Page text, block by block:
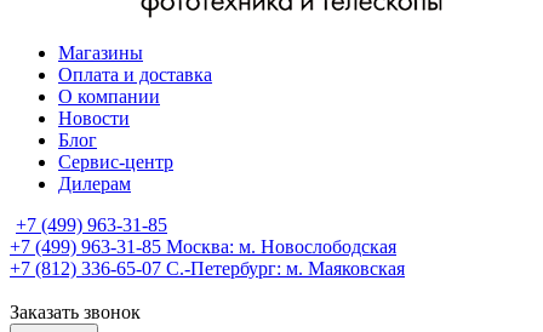
Магазины
Оплата и доставка
О компании
Новости
Блог
Сервис-центр
Дилерам
+7 (499) 963-31-85
+7 (499) 963-31-85 Москва: м. Новослободская
+7 (812) 336-65-07 С.-Петербург: м. Маяковская
Заказать звонок